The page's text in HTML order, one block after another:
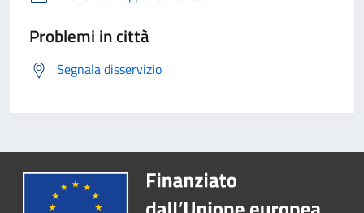
Problemi in città
Segnala disservizio